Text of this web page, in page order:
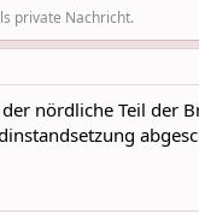
private Nachricht.
nördliche Teil der